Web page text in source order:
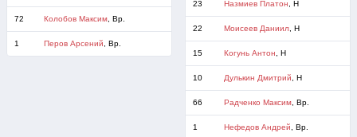
72 Колобов Максим, Вр.
1 Перов Арсений , Вр.
23 Назмиев Платон , Н
22 Моисеев Даниил, Н
15 Когунь Антон , Н
10 Дулькин Дмитрий , Н
66 Радченко Максим, Вр.
1 Нефедов Андрей , Вр.